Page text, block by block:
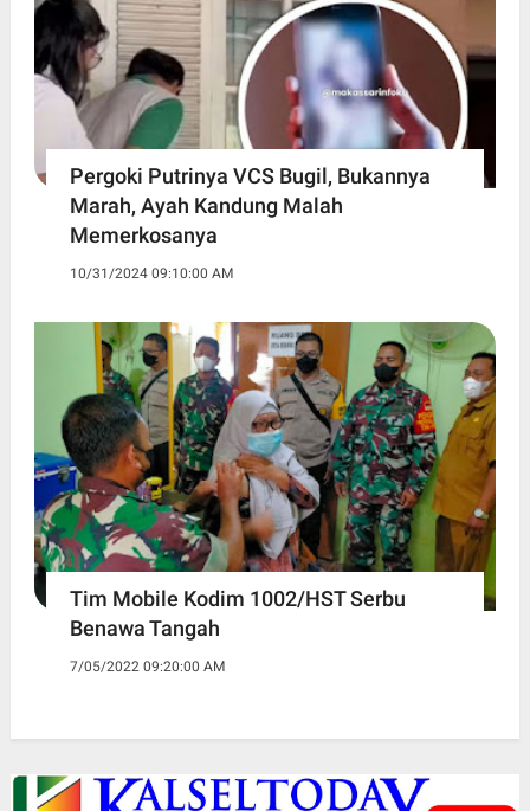
Pergoki Putrinya VCS Bugil, Bukannya
Marah, Ayah Kandung Malah
Memerkosanya
10/31/2024 09:10:00 AM
Tim Mobile Kodim 1002/HST Serbu
Benawa Tangah
7/05/2022 09:20:00 AM